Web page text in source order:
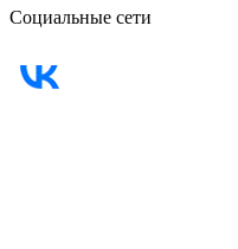
Социальные сети